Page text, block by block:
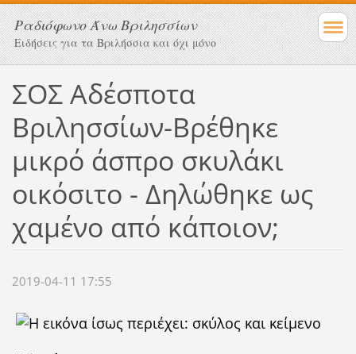
Ραδιόφωνο Άνω Βριλησσίων
Ειδήσεις για τα Βριλήσσια και όχι μόνο
ΣΟΣ Αδέσποτα
Βριλησσίων-Βρέθηκε
μικρό άσπρο σκυλάκι
οικόσιτο - Δηλώθηκε ως
χαμένο από κάποιον;
2019-04-11 17:55